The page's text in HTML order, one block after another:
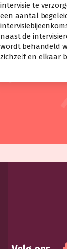
intervisie te
een aantal
naast de
wordt behandeld
zichzelf en elkaar